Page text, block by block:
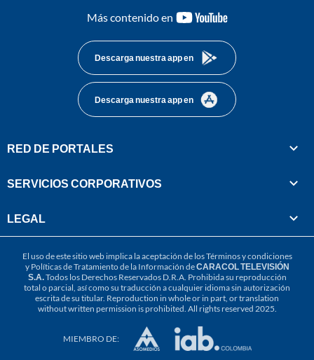
Más contenido en
youtube-
Descarga nuestra app en
Descarga nuestra app en
RED DE PORTALES
SERVICIOS CORPORATIVOS
LEGAL
El uso de este sitio web implica la aceptación de losTérminos y condiciones
y Políticas de Tratamiento de la Información deCARACOL TELEVISIÓN
S.A.Todos los Derechos Reservados D.R.A. Prohibida su reproducción
total o parcial, así como su traducción a cualquier idioma sin autorización
escrita de su titular. Reproduction in whole or in part, or translation
without written permission is prohibited. All rights reserved 2025.
MIEMBRO DE: